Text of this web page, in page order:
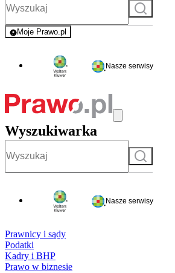
Szukaj
Moje Prawo.pl
- rejestracja i logowanie do serwisu
Nasze serwisy
Wyszukiwarka
Szukaj
Nasze serwisy
Prawnicy i sądy
Podatki
Kadry i BHP
Prawo w biznesie